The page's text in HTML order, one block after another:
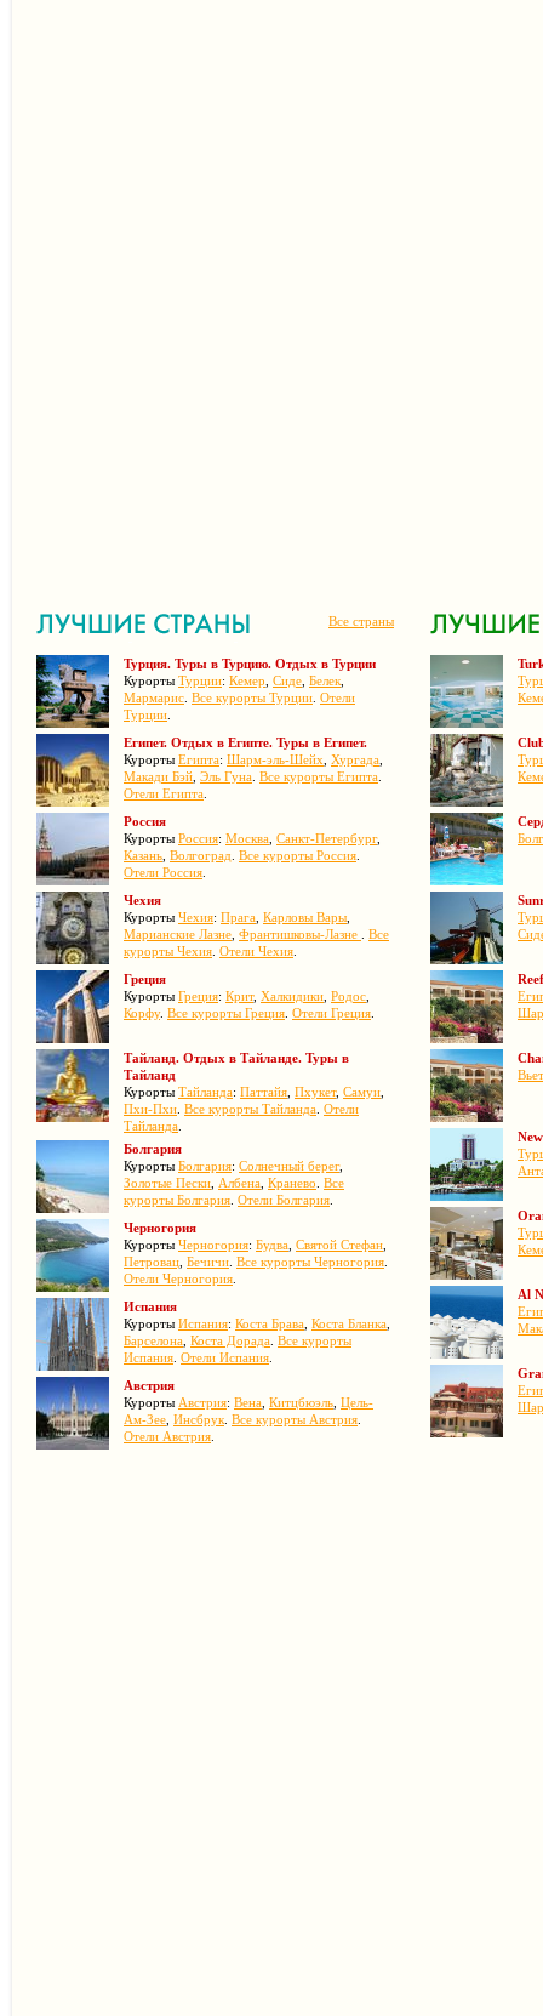
Все страны
Турция. Туры в Турцию. Отдых в Турции
Курорты Турции: Кемер Сиде Белек
Мармарис Все курорты Турции Отели
Турции
Египет. Отдых в Египте. Туры в Египет.
Курорты Египта: Шарм-эль-Шейх Хургада
Макади Бэй Эль Гуна Все курорты Египта
Отели Египта
Россия
Курорты Россия: Москва Санкт-Петербург,
Казань Волгоград Все курорты Россия
Отели Россия
Чехия
Курорты Чехия: Прага Карловы Вары
Марианские Лазне Франтишковы-Лазне
Все
курорты Чехия Отели Чехия
Греция
Курорты Греция: Крит, Халкидики Родос
Корфу. Все курорты Греция Отели Греция
Тайланд. Отдых в Тайланде. Туры в
Тайланд
Курорты Тайланда: Паттайя Пхукет, Самуи
Пхи-Пхи Все курорты Тайланда Отели
Тайланда
Болгария
Курорты Болгария: Солнечный берег,
Золотые Пески Албена Кранево Все
курорты Болгария Отели Болгария
Черногория
Курорты Черногория: Будва Святой Стефан
Петровац Бечичи Все курорты Черногория
Отели Черногория
Испания
Курорты Испания: Коста Брава Коста Бланка
Барселона Коста Дорада Все курорты
Испания Отели Испания
Австрия
Курорты Австрия: Вена Китцбюэль Цель-
Ам-Зее Инсбрук Все курорты Австрия
Отели Австрия
Al